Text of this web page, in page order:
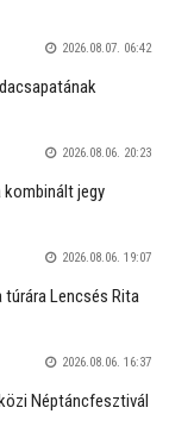
2026.08.07. 06:42
2026.08.06. 20:23
kombinált jegy
2026.08.06. 19:07
túrára Lencsés Rita
2026.08.06. 16:37
Néptáncfesztivál